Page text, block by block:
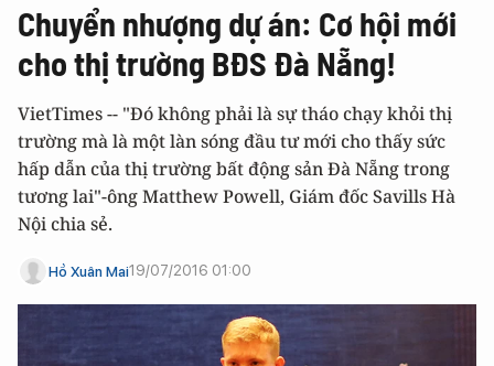
Chuyển nhượng dự án: Cơ hội mới
cho thị trường BĐS Đà Nẵng!
VietTimes -- "Đó không phải là sự tháo chạy khỏi thị
trường mà là một làn sóng đầu tư mới cho thấy sức
hấp dẫn của thị trường bất động sản Đà Nẵng trong
tương lai"-ông Matthew Powell, Giám đốc Savills Hà
Nội chia sẻ.
Hồ Xuân Mai19/07/2016 01:00